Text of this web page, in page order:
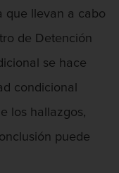
para la Venta
De Drogas
controlada
que llevan a cabo
de Detención
se hace
condicional
los hallazgos,
puede